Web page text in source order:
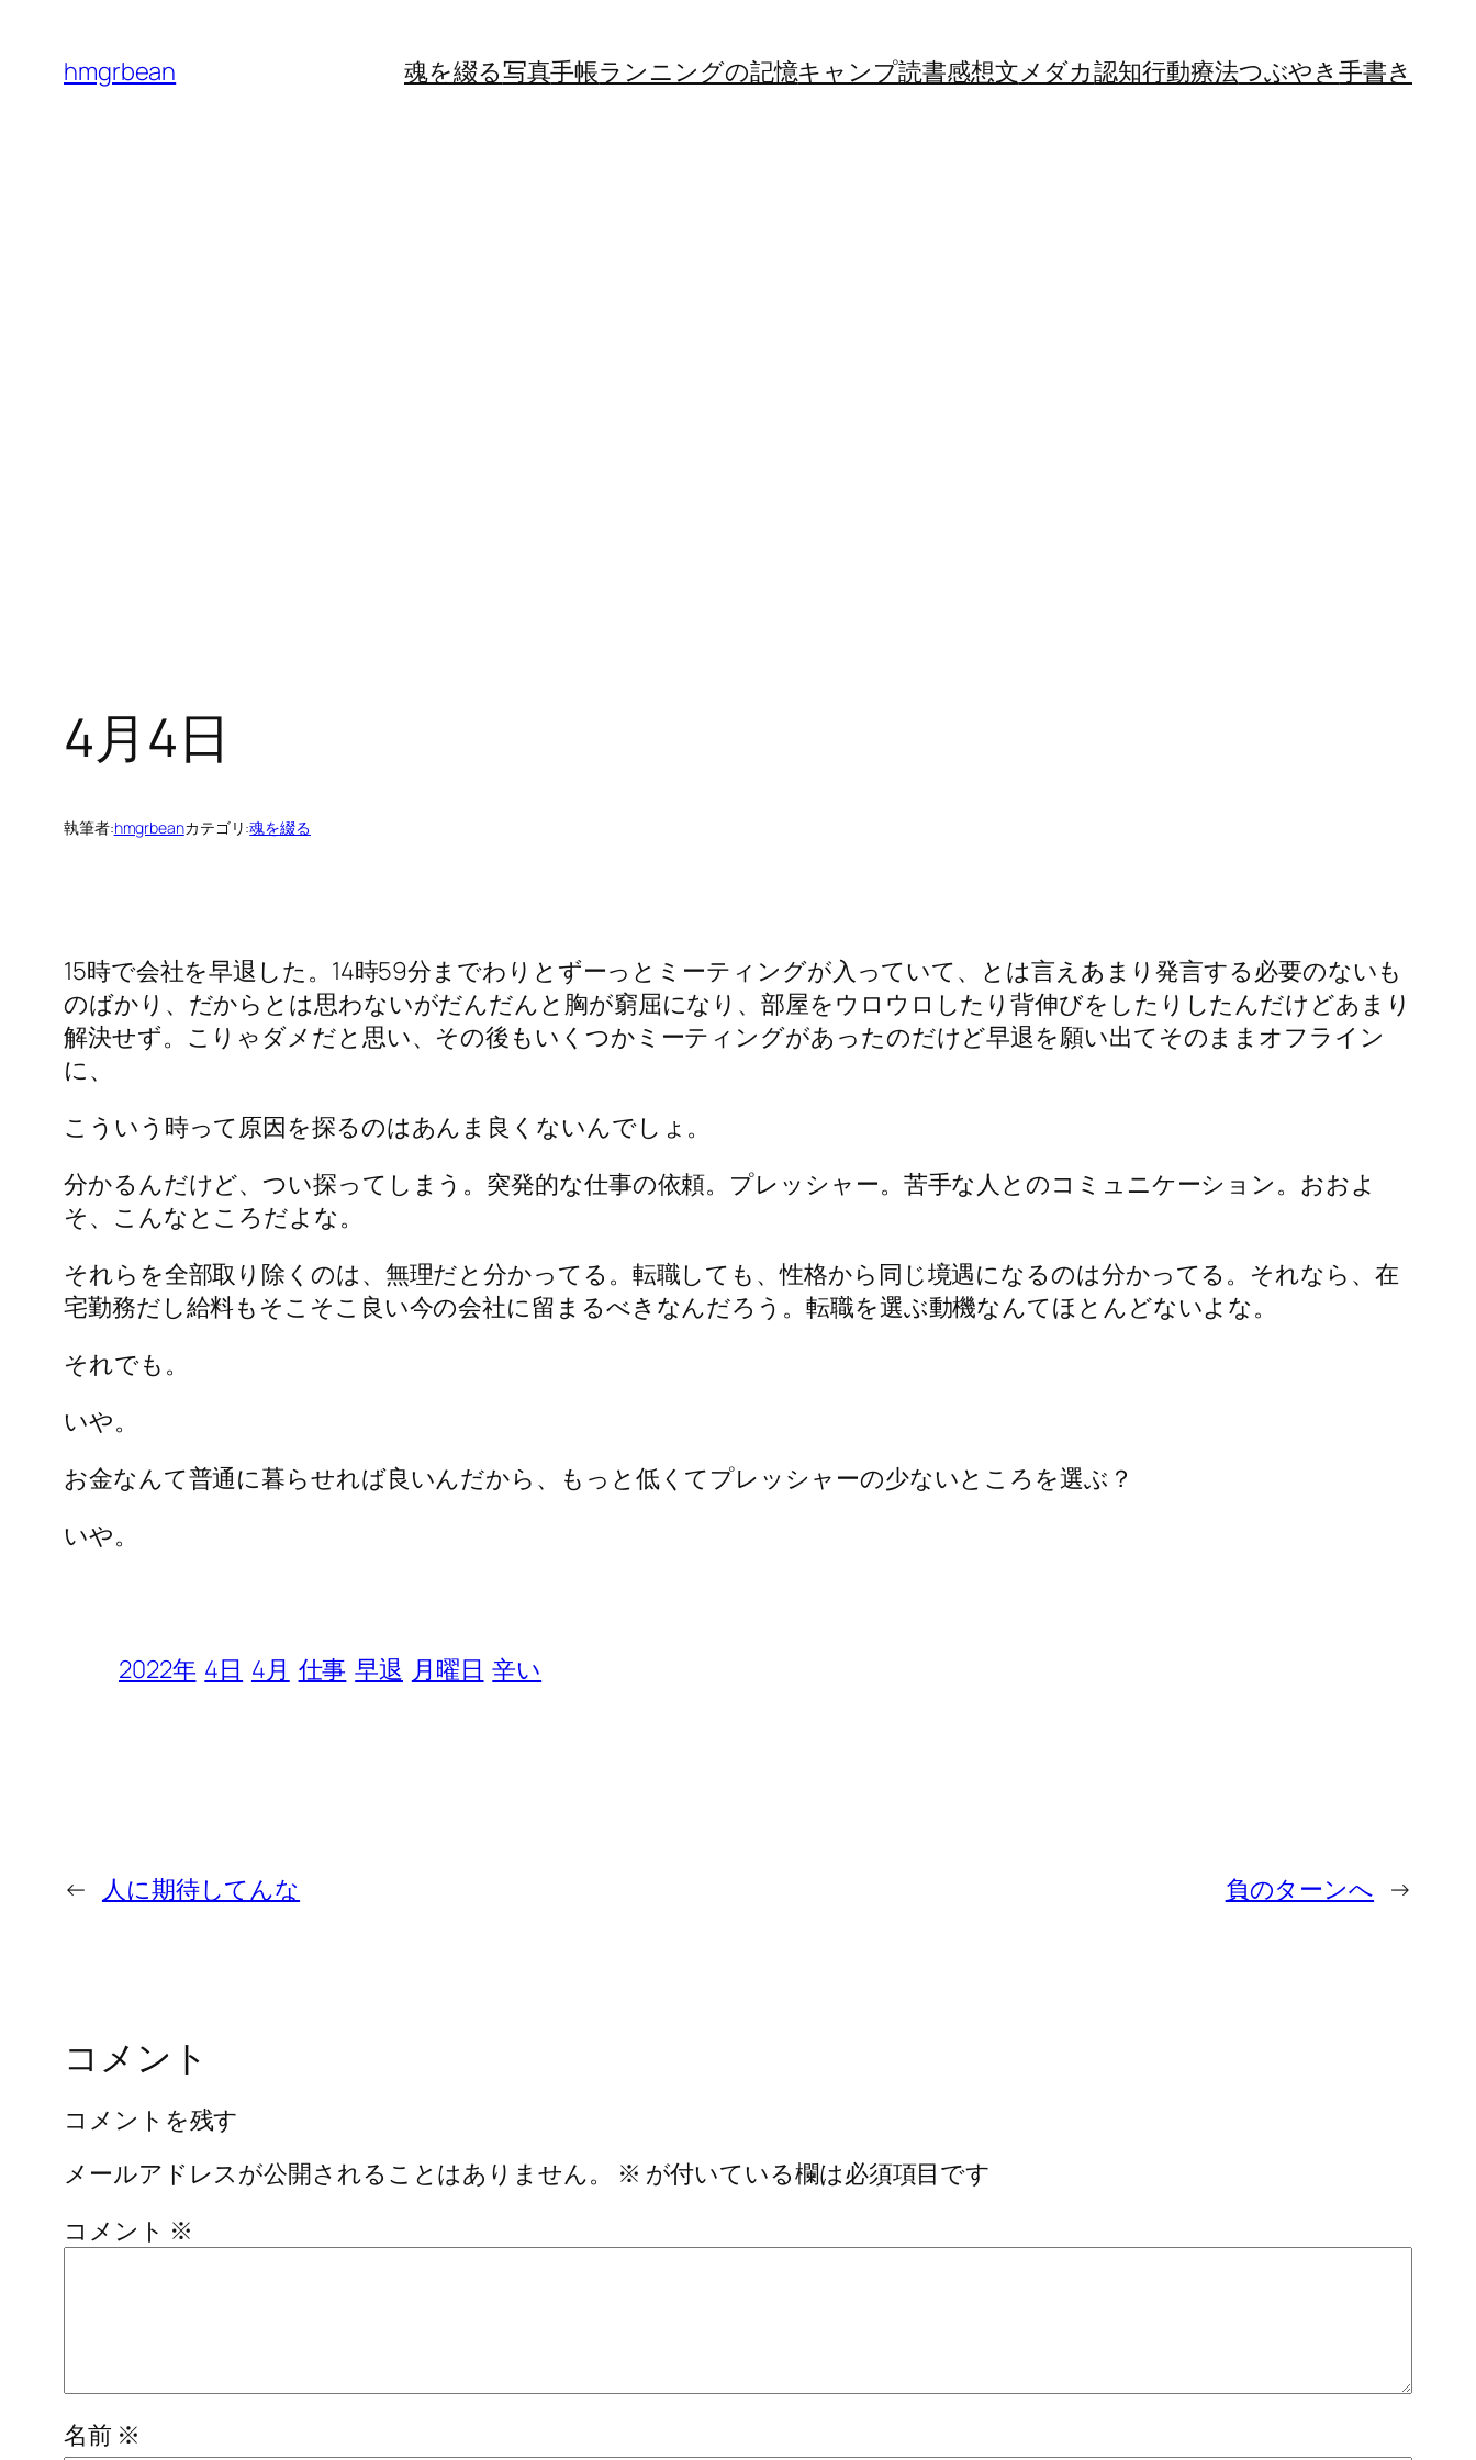
hmgrbean 魂を綴る写真手帳ランニングの記憶キャンプ読書感想文メダカ認知行動療法つぶやき手書き
4月4日
執筆者:hmgrbeanカテゴリ:魂を綴る
15時で会社を早退した。14時59分までわりとずーっとミーティングが入っていて、とは言えあまり発言する必要のないも
のばかり、だからとは思わないがだんだんと胸が窮屈になり、部屋をウロウロしたり背伸びをしたりしたんだけどあまり
解決せず。こりゃダメだと思い、その後もいくつかミーティングがあったのだけど早退を願い出てそのままオフライン
に、
こういう時って原因を探るのはあんま良くないんでしょ。
分かるんだけど、つい探ってしまう。突発的な仕事の依頼。プレッシャー。苦手な人とのコミュニケーション。おおよ
そ、こんなところだよな。
それらを全部取り除くのは、無理だと分かってる。転職しても、性格から同じ境遇になるのは分かってる。それなら、在
宅勤務だし給料もそこそこ良い今の会社に留まるべきなんだろう。転職を選ぶ動機なんてほとんどないよな。
それでも。
いや。
お金なんて普通に暮らせれば良いんだから、もっと低くてプレッシャーの少ないところを選ぶ？
いや。
2022年 4日 4月 仕事 早退 月曜日 辛い
← 人に期待してんな 負のターンへ →
コメント
コメントを残す
メールアドレスが公開されることはありません。
※ が付いている欄は必須項目です
コメント ※
名前 ※